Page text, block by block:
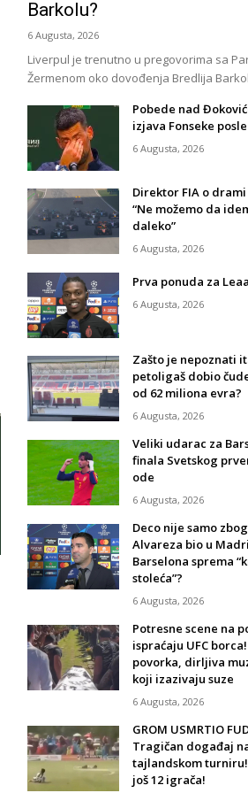
Barkolu?
6 Augusta, 2026
Liverpul je trenutno u pregovorima sa
Žermenom oko dovođenja Bredlija
Pobede nad
izjava Fonseke
6 Augusta, 2026
Direktor FIA o
“Ne možemo da
daleko”
6 Augusta, 2026
Prva ponuda za
6 Augusta, 2026
Zašto je nepoznati
petoligaš dobio
od 62 miliona evra?
6 Augusta, 2026
Veliki udarac za
finala Svetskog
ode
6 Augusta, 2026
Deco nije samo
Alvareza bio u
Barselona sprema
stoleća”?
6 Augusta, 2026
Potresne scene na
ispraćaju UFC
povorka, dirljiva
koji izazivaju suze
6 Augusta, 2026
GROM USMRTIO
Tragičan događaj
tajlandskom
još 12 igrača!